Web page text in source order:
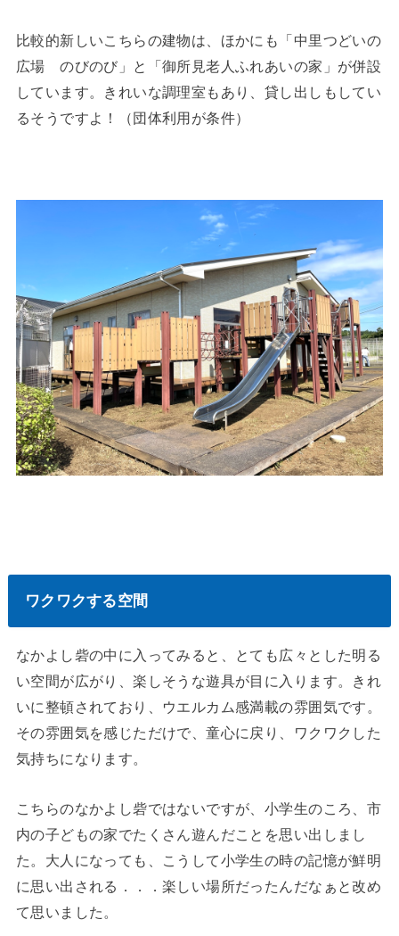
比較的新しいこちらの建物は、ほかにも「中里つどいの
広場 のびのび」と「御所見老人ふれあいの家」が併設
しています。きれいな調理室もあり、貸し出しもしてい
るそうですよ！（団体利用が条件）
ワクワクする空間
なかよし砦の中に入ってみると、とても広々とした明る
い空間が広がり、楽しそうな遊具が目に入ります。きれ
いに整頓されており、ウエルカム感満載の雰囲気です。
その雰囲気を感じただけで、童心に戻り、ワクワクした
気持ちになります。
こちらのなかよし砦ではないですが、小学生のころ、市
内の子どもの家でたくさん遊んだことを思い出しまし
た。大人になっても、こうして小学生の時の記憶が鮮明
に思い出される．．．楽しい場所だったんだなぁと改め
て思いました。